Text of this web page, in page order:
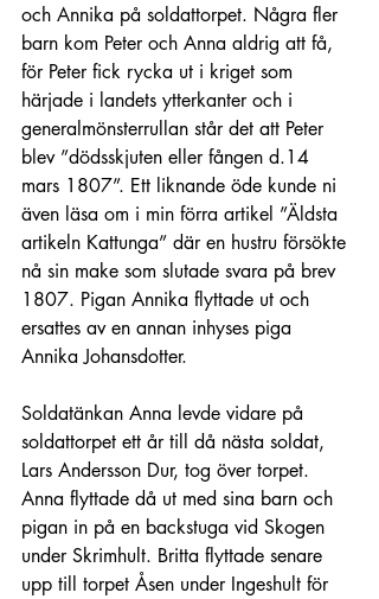
och Annika på soldattorpet. Några fler
barn kom Peter och Anna aldrig att få,
för Peter fick rycka ut i kriget som
härjade i landets ytterkanter och i
generalmönsterrullan står det att Peter
blev ”dödsskjuten eller fången d.14
mars 1807”. Ett liknande öde kunde ni
även läsa om i min förra artikel ”Äldsta
artikeln Kattunga” där en hustru försökte
nå sin make som slutade svara på brev
1807. Pigan Annika flyttade ut och
ersattes av en annan inhyses piga
Annika Johansdotter.
Soldatänkan Anna levde vidare på
soldattorpet ett år till då nästa soldat,
Lars Andersson Dur, tog över torpet.
Anna flyttade då ut med sina barn och
pigan in på en backstuga vid Skogen
under Skrimhult. Britta flyttade senare
upp till torpet Åsen under Ingeshult för